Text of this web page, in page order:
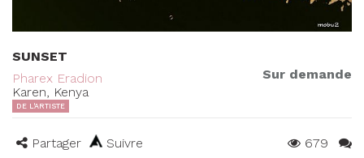
SUNSET
Pharex Eradion
Karen, Kenya
Sur demande
DE L'ARTISTE
Partager Suivre 679